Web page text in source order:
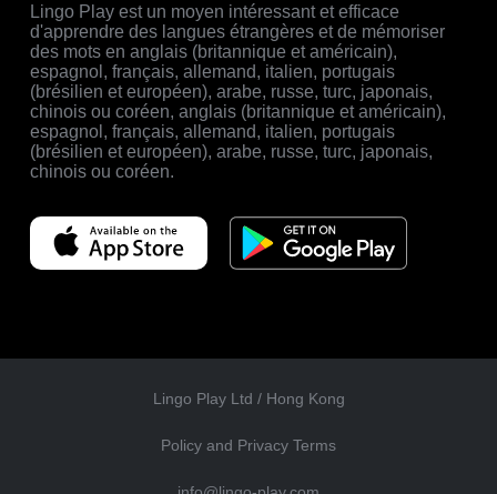
Lingo Play est un moyen intéressant et efficace
d'apprendre des langues étrangères et de mémoriser
des mots en anglais (britannique et américain),
espagnol, français, allemand, italien, portugais
(brésilien et européen), arabe, russe, turc, japonais,
chinois ou coréen, anglais (britannique et américain),
espagnol, français, allemand, italien, portugais
(brésilien et européen), arabe, russe, turc, japonais,
chinois ou coréen.
Lingo Play Ltd / Hong Kong
Policy and Privacy Terms